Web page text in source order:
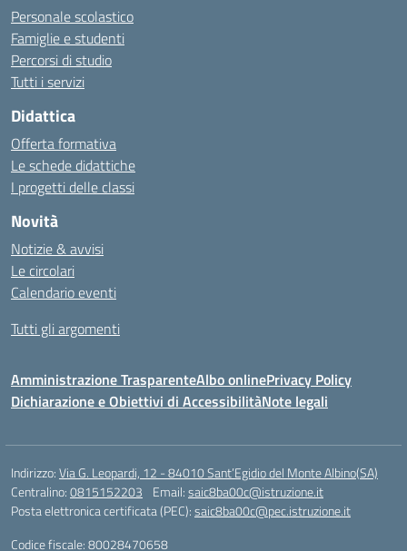
Personale scolastico
Famiglie e studenti
Percorsi di studio
Tutti i servizi
Didattica
Offerta formativa
Le schede didattiche
I progetti delle classi
Novità
Notizie & avvisi
Le circolari
Calendario eventi
Tutti gli argomenti
Amministrazione TrasparenteAlbo onlinePrivacy Policy
Dichiarazione e Obiettivi di AccessibilitàNote legali
Indirizzo:Via G. Leopardi, 12 - 84010 Sant’Egidio del Monte Albino(SA)
Centralino:0815152203 Email:saic8ba00c@istruzione.it
Posta elettronica certificata (PEC):saic8ba00c@pec.istruzione.it
Codice fiscale: 80028470658